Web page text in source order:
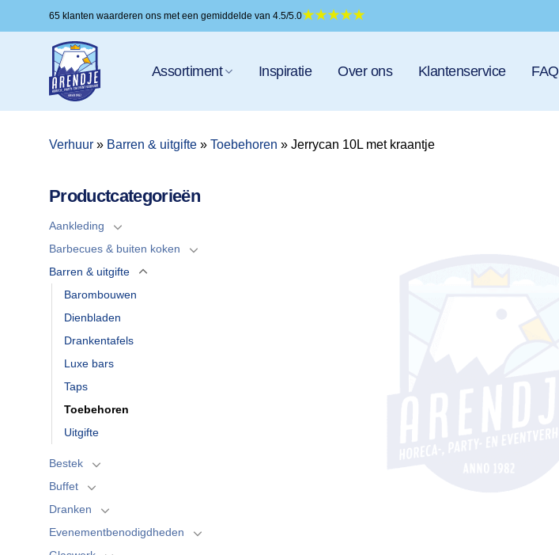
naar
65 klanten waarderen ons met een gemiddelde van 4.5/5.0
Assortiment Inspiratie Over ons Klantenservice FAQ
Verhuur » Barren & uitgifte » Toebehoren » Jerrycan 10L met kraantje
Productcategorieën
Aankleding
Barbecues & buiten koken
Barren & uitgifte
Barombouwen
Dienbladen
Drankentafels
Luxe bars
Taps
Toebehoren
Uitgifte
Bestek
Buffet
Dranken
Evenementbenodigdheden